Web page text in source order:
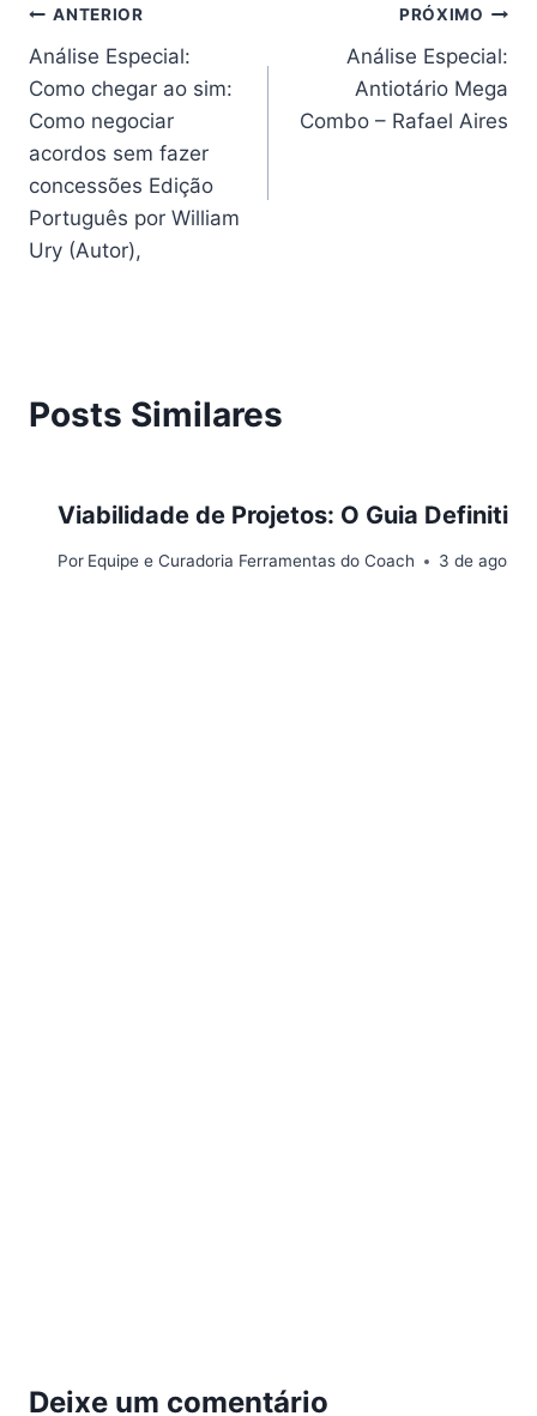
Navegação
de
Post
ANTERIOR
Análise Especial:
Como chegar ao sim:
Como negociar
acordos sem fazer
concessões Edição
Português por William
Ury (Autor),
PRÓXIMO
Análise Especial:
Antiotário Mega
Combo – Rafael Aires
Posts Similares
Viabilidade de Projetos: O Guia
Por Equipe e Curadoria Ferramentas do Coach 3 de agosto
Deixe um comentário